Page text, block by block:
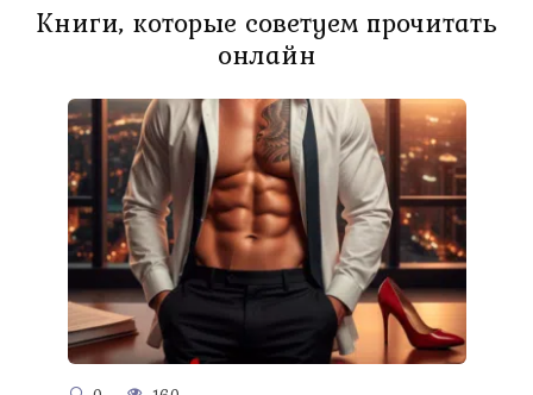
Книги, которые советуем прочитать
онлайн